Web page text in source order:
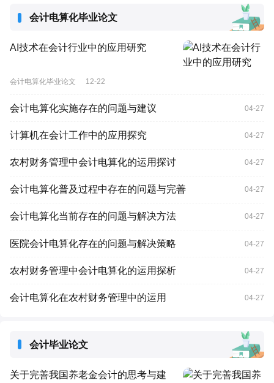
会计电算化毕业论文
AI技术在会计行业中的应用研究
会计电算化毕业论文 12-22
会计电算化实施存在的问题与建议 04-27
计算机在会计工作中的应用探究 04-27
农村财务管理中会计电算化的运用探讨 04-27
会计电算化普及过程中存在的问题与完善 04-27
会计电算化当前存在的问题与解决方法 04-27
医院会计电算化存在的问题与解决策略 04-27
农村财务管理中会计电算化的运用探析 04-27
会计电算化在农村财务管理中的运用 04-27
会计毕业论文
关于完善我国养老金会计的思考与建